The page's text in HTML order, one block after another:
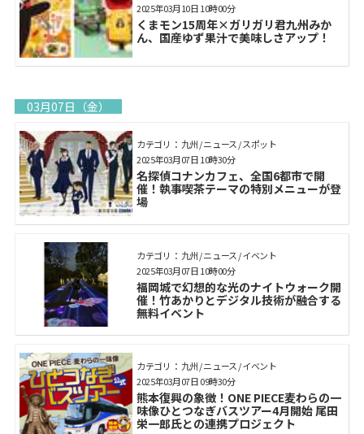
くまモン15周年×ガリガリ君九州みか
ん、国産ゆず果汁で美味しさアップ！
2025年03月10日 10時00分
03月07日（金）
カテゴリ： 九州 / ニュース / スポット
名探偵コナンカフェ、全国6都市で開
催！執事喫茶テーマの特別メニューが登
場
2025年03月07日 10時30分
カテゴリ： 九州 / ニュース / イベント
福岡城で幻想的な光のナイトウォーク開
催！竹あかりとデジタル技術が融合する
無料イベント
2025年03月07日 10時00分
カテゴリ： 九州 / ニュース / イベント
熊本復興の象徴！ONE PIECE麦わらの一
味像ひとつなぎバスツアー4月開始 尾田
栄一郎氏との連携プロジェクト
2025年03月07日 09時30分